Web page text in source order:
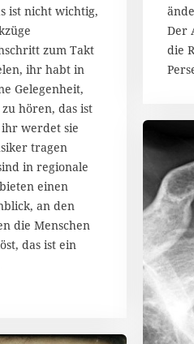
ist nicht wichtig,
zum Takt
ihr habt in
Gelegenheit,
hören, das ist
werdet sie
tragen
in regionale
einen
an den
die Menschen
das ist ein
Der
die